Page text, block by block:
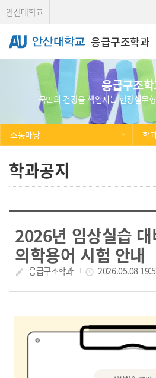
Skip Menu
안산대학교
응급구조학과
응급구조
국민의 건강을 책임지는 현장실무
소통마당 학
학과공지
2026년 임상실습
의학용어 시험 안내
작성자
create 응급구조학과 작성일
access_time 2026.05.08